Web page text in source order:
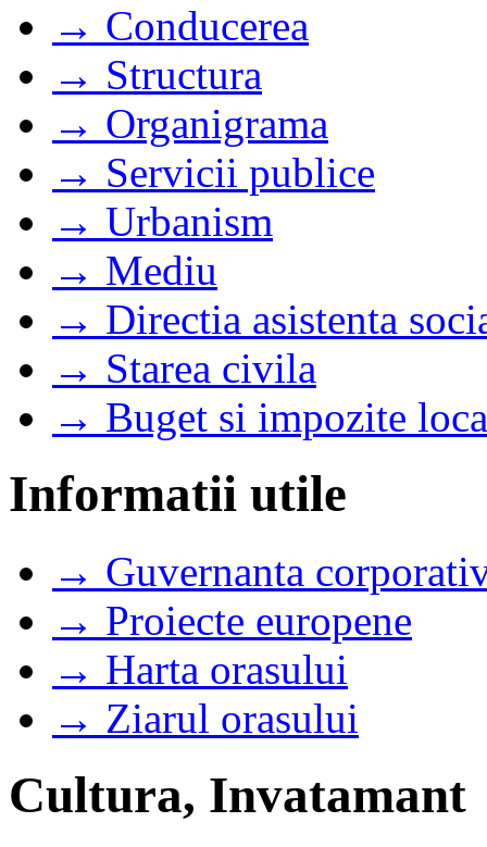
→ Conducerea
→ Structura
→ Organigrama
→ Servicii publice
→ Urbanism
→ Mediu
→ Directia asistenta
→ Starea civila
→ Buget si impozite
Informatii utile
→ Guvernanta
→ Proiecte europene
→ Harta orasului
→ Ziarul orasului
Cultura, Invatamant